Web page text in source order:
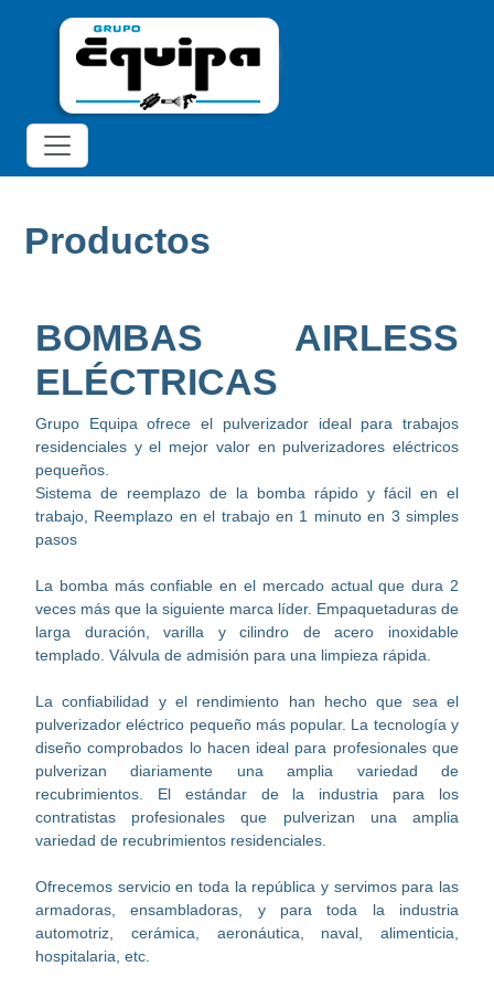
Productos
BOMBAS AIRLESS
ELÉCTRICAS
Grupo Equipa ofrece el pulverizador ideal para trabajos
residenciales y el mejor valor en pulverizadores eléctricos
pequeños.
Sistema de reemplazo de la bomba rápido y fácil en el
trabajo, Reemplazo en el trabajo en 1 minuto en 3 simples
pasos
La bomba más confiable en el mercado actual que dura 2
veces más que la siguiente marca líder. Empaquetaduras de
larga duración, varilla y cilindro de acero inoxidable
templado. Válvula de admisión para una limpieza rápida.
La confiabilidad y el rendimiento han hecho que sea el
pulverizador eléctrico pequeño más popular. La tecnología y
diseño comprobados lo hacen ideal para profesionales que
pulverizan diariamente una amplia variedad de
recubrimientos. El estándar de la industria para los
contratistas profesionales que pulverizan una amplia
variedad de recubrimientos residenciales.
Ofrecemos servicio en toda la república y servimos para las
armadoras, ensambladoras, y para toda la industria
automotriz, cerámica, aeronáutica, naval, alimenticia,
hospitalaria, etc.